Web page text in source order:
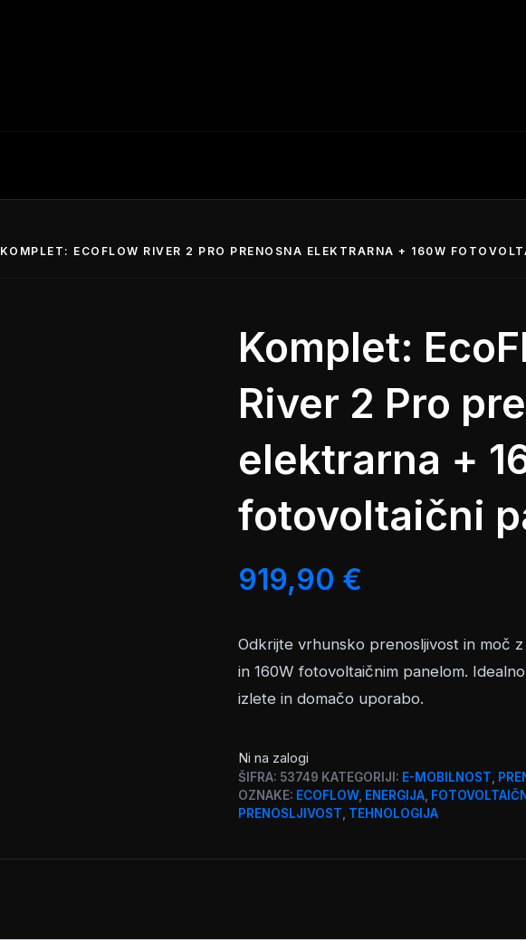
KOMPLET: ECOFLOW RIVER 2 PRO PRENOSNA ELEKTRARNA + 160W
Komplet:
River 2 Pro
elektrarna +
fotovoltaični
919,90 €
Odkrijte vrhunsko prenosljivost in moč
in 160W fotovoltaičnim panelom.
izlete in domačo uporabo.
Ni na zalogi
ŠIFRA: 53749 KATEGORIJI: E-MOBILNOST
OZNAKE: ECOFLOW, ENERGIJA
PRENOSLJIVOST TEHNOLOGIJA